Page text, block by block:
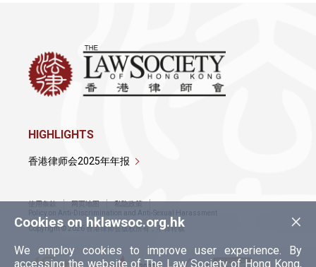
×
Cookies on hklawsoc.org.hk
We employ cookies to improve user experience. By
accessing the website of The Law Society of Hong Kong,
HIGHLIGHTS
香港律师会2025年年报
使用条款 网页地图
私隐政策
Policy on Anti-Discrimination and Anti-Sexual Harassment
Copyright © 2026 香港律师会版权所有，不得转载